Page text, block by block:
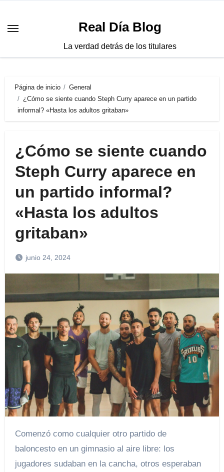
contenido
Real Día Blog
La verdad detrás de los titulares
Página de inicio
General
¿Cómo se siente cuando Steph Curry aparece en un partido
informal? «Hasta los adultos gritaban»
¿Cómo se siente cuando
Steph Curry aparece en
un partido informal?
«Hasta los adultos
gritaban»
junio 24, 2024
Comenzó como cualquier otro partido de
baloncesto en un gimnasio al aire libre: los
jugadores sudaban en la cancha, otros esperaban